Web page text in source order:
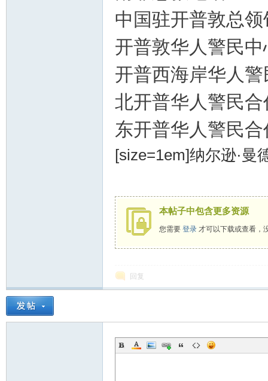
中国驻开普敦总
开普敦华人警民
开普西海岸华人
北开普华人警民
东开普华人警民
[size=1em]纳尔逊·曼
本帖子中包含更多资源
您需要 登录才可以下载或查看，
回复